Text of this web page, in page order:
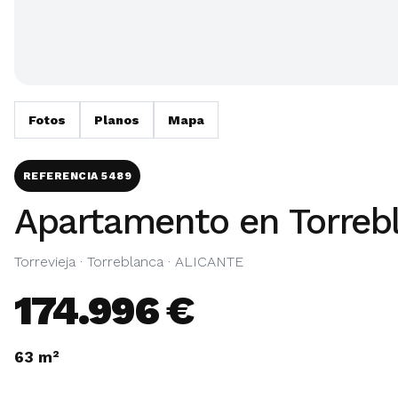
Fotos Planos Mapa
REFERENCIA 5489
Apartamento en
Torrevieja · Torreblanca · ALICANTE
174.996 €
63 m²